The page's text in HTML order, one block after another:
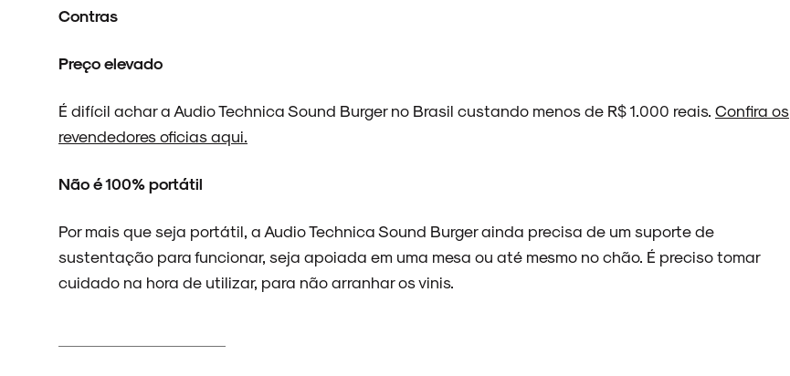
Contras
Preço elevado
É difícil achar a Audio Technica Sound Burger no Brasil custando menos de R$ 1.000 reais. Confira os
revendedores oficias aqui.
Não é 100% portátil
Por mais que seja portátil, a Audio Technica Sound Burger ainda precisa de um suporte de
sustentação para funcionar, seja apoiada em uma mesa ou até mesmo no chão. É preciso tomar
cuidado na hora de utilizar, para não arranhar os vinis.